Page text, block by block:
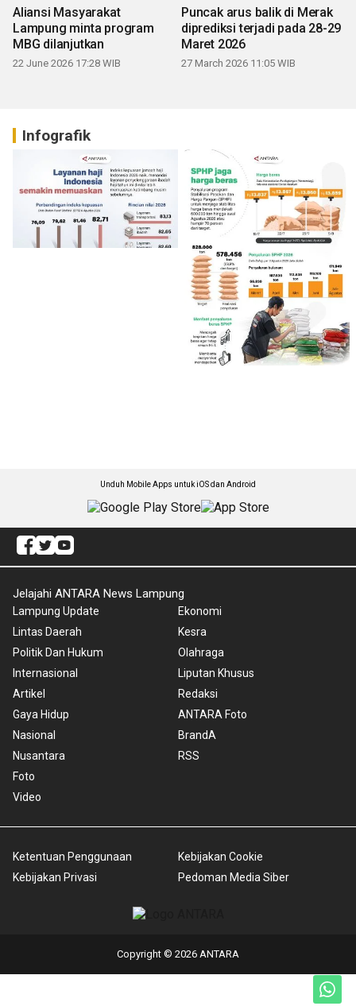
Aliansi Masyarakat
Lampung minta program
MBG dilanjutkan
22 June 2026 17:28 WIB
Puncak arus balik di Merak
diprediksi terjadi pada 28-29
Maret 2026
27 March 2026 11:05 WIB
Infografik
Unduh Mobile Apps untuk iOS dan Android
Jelajahi ANTARA News Lampung
Lampung Update
Lintas Daerah
Politik Dan Hukum
Internasional
Artikel
Gaya Hidup
Nasional
Nusantara
Foto
Video
Ekonomi
Kesra
Olahraga
Liputan Khusus
Redaksi
ANTARA Foto
BrandA
RSS
Ketentuan Penggunaan
Kebijakan Privasi
Kebijakan Cookie
Pedoman Media Siber
Copyright © 2026 ANTARA